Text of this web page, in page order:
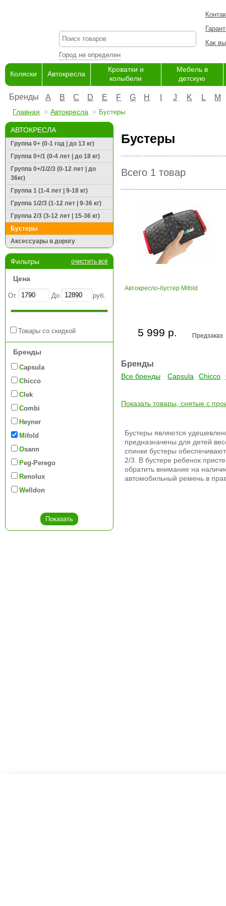
Город не определен
Как
Коляски Автокресла
Кроватки и
колыбели
Мебель в
детскую
Бренды A B C D E F G H J K L M
Главная Автокресла Бустеры
АВТОКРЕСЛА
Группа 0+ (0-1 год | до 13 кг)
Группа 0+/1 (0-4 лет | до 18 кг)
Группа 0+/1/2/3 (0-12 лет | до
36кг)
Группа 1 (1-4 лет | 9-18 кг)
Группа 1/2/3 (1-12 лет | 9-36 кг)
Группа 2/3 (3-12 лет | 15-36 кг)
Бустеры
Аксессуары в дорогу
Фильтры очистить всё
Цена
От До руб.
Товары со скидкой
Бренды
Capsula
Chicco
Clek
Combi
Heyner
Mifold
Osann
Peg-Perego
Renolux
Welldon
Бустеры
Всего 1 товар
Автокресло-бустер Mifold
Предзаказ
5 999 р.
Бренды
Все бренды Capsula Chicco
Показать товары, снятые с
Бустеры являются
предназначены для детей
спинки бустеры
2/3. В бустере ребенок
обратить внимание на
автомобильный ремень в